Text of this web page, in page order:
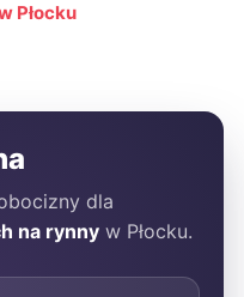
Płocku
dla
na rynny w Płocku.